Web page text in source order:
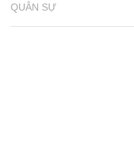
QUÂN SỰ